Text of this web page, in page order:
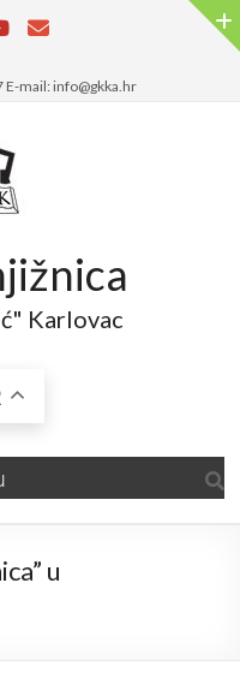
E-mail: info@gkka.hr
Karlovac
u